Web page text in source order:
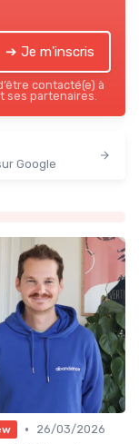
➔ Je m'inscris
contacté(e) à
ses partenaires.
Google
•
26/03/2026